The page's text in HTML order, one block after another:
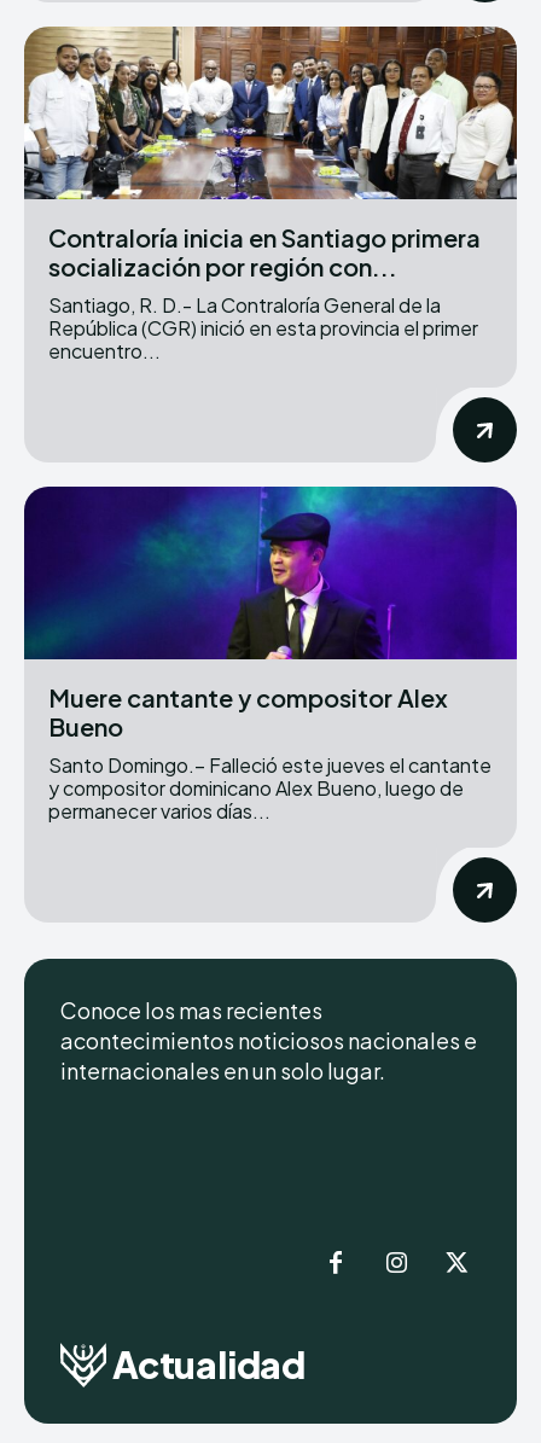
Contraloría inicia en Santiago primera
socialización por región con...
Santiago, R. D.- La Contraloría General de la
República (CGR) inició en esta provincia el primer
encuentro...
Muere cantante y compositor Alex
Bueno
Santo Domingo.– Falleció este jueves el cantante
y compositor dominicano Alex Bueno, luego de
permanecer varios días...
Conoce los mas recientes
acontecimientos noticiosos nacionales e
internacionales en un solo lugar.
Actualidad